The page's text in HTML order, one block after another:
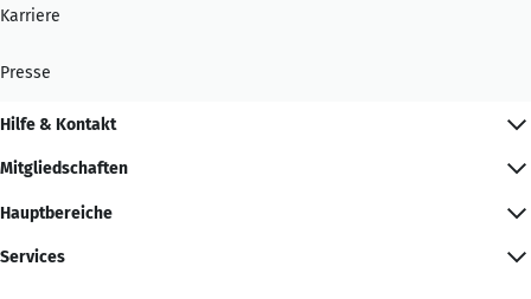
Karriere
Presse
Hilfe & Kontakt
Mitgliedschaften
Hauptbereiche
Services